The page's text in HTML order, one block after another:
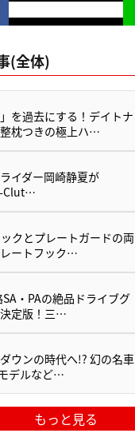
(全体)
を過去にする！デイトナ
枕つきの極上ハ…
イダー岡崎静夏が
Clut…
ックとプレートガードの両
ートフック…
SA・PAの絶品ドライブグ
定版！三…
ウンの時代へ!? 幻の名車
デルなど…
もっと見る